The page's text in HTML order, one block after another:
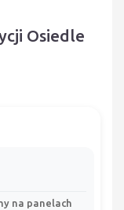
Osiedle
na panelach